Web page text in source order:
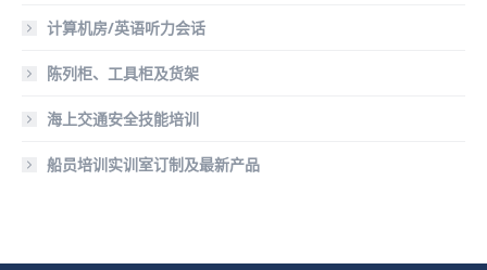
计算机房/英语听力会话
陈列柜、工具柜及货架
海上交通安全技能培训
船员培训实训室订制及最新产品